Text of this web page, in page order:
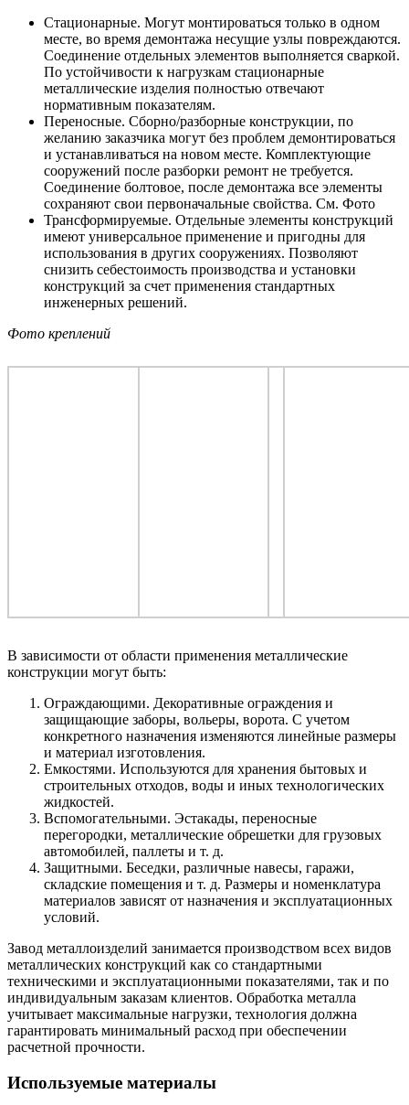
Стационарные. Могут монтироваться только в одном
месте, во время демонтажа несущие узлы повреждаются.
Соединение отдельных элементов выполняется сваркой.
По устойчивости к нагрузкам стационарные
металлические изделия полностью отвечают
нормативным показателям.
Переносные. Сборно/разборные конструкции, по
желанию заказчика могут без проблем демонтироваться
и устанавливаться на новом месте. Комплектующие
сооружений после разборки ремонт не требуется.
Соединение болтовое, после демонтажа все элементы
сохраняют свои первоначальные свойства. См. Фото
Трансформируемые. Отдельные элементы конструкций
имеют универсальное применение и пригодны для
использования в других сооружениях. Позволяют
снизить себестоимость производства и установки
конструкций за счет применения стандартных
инженерных решений.
Фото креплений
В зависимости от области применения металлические
конструкции могут быть:
Ограждающими. Декоративные ограждения и
защищающие заборы, вольеры, ворота. С учетом
конкретного назначения изменяются линейные размеры
и материал изготовления.
Емкостями. Используются для хранения бытовых и
строительных отходов, воды и иных технологических
жидкостей.
Вспомогательными. Эстакады, переносные
перегородки, металлические обрешетки для грузовых
автомобилей, паллеты и т. д.
Защитными. Беседки, различные навесы, гаражи,
складские помещения и т. д. Размеры и номенклатура
материалов зависят от назначения и эксплуатационных
условий.
Завод металлоизделий занимается производством всех видов
металлических конструкций как со стандартными
техническими и эксплуатационными показателями, так и по
индивидуальным заказам клиентов. Обработка металла
учитывает максимальные нагрузки, технология должна
гарантировать минимальный расход при обеспечении
расчетной прочности.
Используемые материалы